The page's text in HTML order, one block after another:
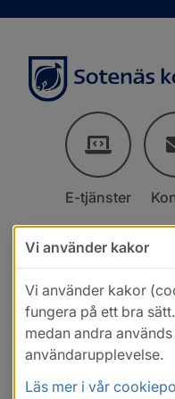
E-tjänster
Vi använder kakor
Vi använder kakor
fungera på ett bra
medan andra
användarupplevelse.
Läs mer i vår